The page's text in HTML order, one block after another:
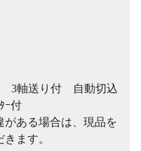
3軸送り付 自動切込
ｰ付
がある場合は、現品を
ます。